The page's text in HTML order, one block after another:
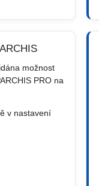
možnost
PRO na
v nastavení